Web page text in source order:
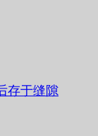
存于缝隙